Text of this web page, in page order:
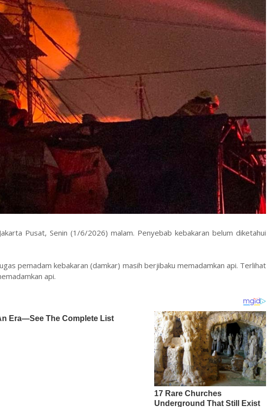
Pusat, Senin (1/6/2026) malam. Penyebab kebakaran belum diketahui
pemadam kebakaran (damkar) masih berjibaku memadamkan api. Terlihat
api.